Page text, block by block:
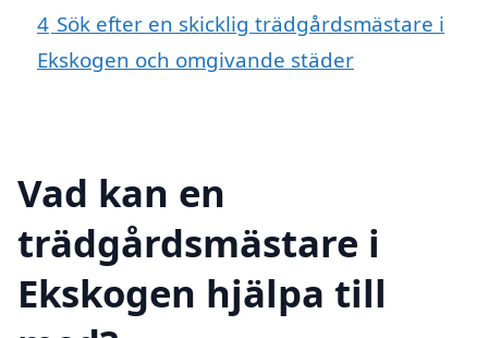
4 Sök efter en skicklig trädgårdsmästare i
Ekskogen och omgivande städer
Vad kan en
trädgårdsmästare i
Ekskogen hjälpa till